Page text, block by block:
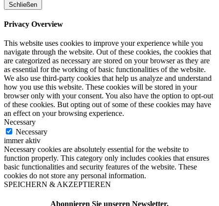
Schließen
Privacy Overview
This website uses cookies to improve your experience while you
navigate through the website. Out of these cookies, the cookies that
are categorized as necessary are stored on your browser as they are
as essential for the working of basic functionalities of the website.
We also use third-party cookies that help us analyze and understand
how you use this website. These cookies will be stored in your
browser only with your consent. You also have the option to opt-out
of these cookies. But opting out of some of these cookies may have
an effect on your browsing experience.
Necessary
Necessary
immer aktiv
Necessary cookies are absolutely essential for the website to
function properly. This category only includes cookies that ensures
basic functionalities and security features of the website. These
cookies do not store any personal information.
SPEICHERN & AKZEPTIEREN
Abonnieren Sie unseren Newsletter.